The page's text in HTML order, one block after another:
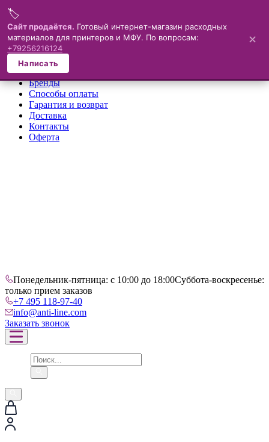
Меню
×
О компании
Каталог
Бренды
Способы оплаты
Гарантия и возврат
Доставка
Контакты
Оферта
Понедельник-пятница: с 10:00 до 18:00Суббота-воскресенье:
только прием заказов
+7 495 118-97-40
info@anti-line.com
Заказать звонок
🏷️
Сайт продаётся. Готовый интернет-магазин расходных
материалов для принтеров и МФУ. По вопросам:
+79256216124
Написать
✕